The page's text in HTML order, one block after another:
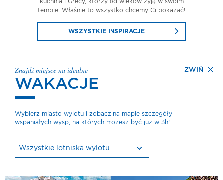
kuchnia i Grecy, którzy od wieków żyją w swoim
tempie. Właśnie to wszystko chcemy Ci pokazać!
WSZYSTKIE INSPIRACJE
ZWIŃ
Znajdź miejsce na idealne
WAKACJE
Wybierz miasto wylotu i zobacz na mapie szczegóły
wspaniałych wysp, na których możesz być już w 3h!
Wszystkie lotniska wylotu